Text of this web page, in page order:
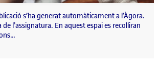
s’ha generat automàticament a l’Àgora.
de l’assignatura. En aquest espai es recolliran